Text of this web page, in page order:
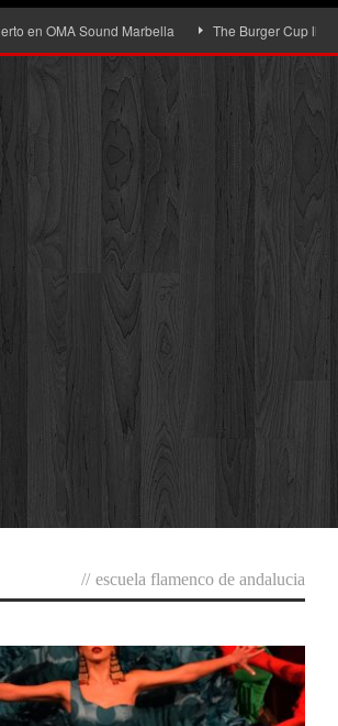
OMA Sound Marbella The Burger Cup llega
// escuela flamenco de andalucia